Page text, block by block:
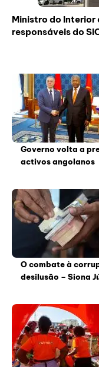
Ministro do Interior
responsáveis do
Governo volta a
activos angolanos
O combate à
desilusão – Siona